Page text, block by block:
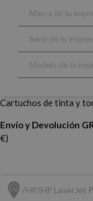
Cartuchos de tinta y
Envío y Devolución
€)
HP HP LaserJet